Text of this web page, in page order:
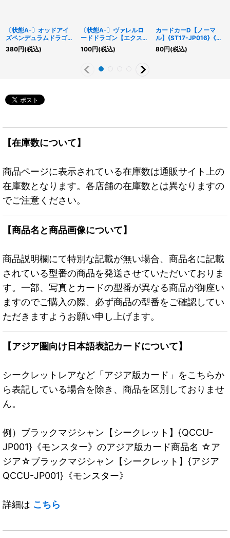
〔状態A-〕オッドアイ
ズペンデュラムドラゴン
【20thシークレット】
{20TH-JPBS5}《モン
380円(税込)
〔状態A-〕ヴァレルロ
ードドラゴン【エクスト
ラシークレット】
{LVB1-JPS04}《リン
100円(税込)
カードカーD【ノーマ
ル】{ST17-JP016}《モ
ンスター》
80円(税込)
【在庫数について】
商品ページに表示されている在庫数は通販サイト上の
在庫数となります。各店舗の在庫数とは異なりますの
でご注意ください。
【商品名と商品画像について】
商品説明欄にて特別な記載が無い場合、商品名に記載
されている型番の商品を発送させていただいておりま
す。一部、写真とカードの型番が異なる商品が御座い
ますのでご購入の際、必ず商品の型番をご確認してい
ただきますようお願い申し上げます。
【アジア圏向け日本語表記カードについて】
シークレットレアなど「アジア版カード」をこちらか
ら表記している場合を除き、商品を区別しておりませ
ん。
例）ブラックマジシャン【シークレット】{QCCU-
JP001}《モンスター》のアジア版カード商品名 ☆ア
ジア☆ブラックマジシャン【シークレット】{アジア
QCCU-JP001}《モンスター》
詳細は こちら